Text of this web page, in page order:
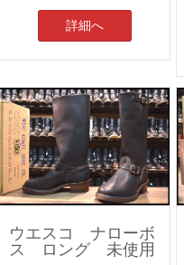
詳細へ
ウエスコ ナローボ
ス ロング 未使用